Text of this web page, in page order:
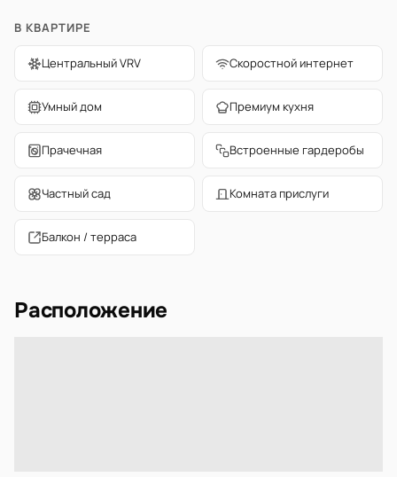
В КВАРТИРЕ
Центральный VRV Скоростной интернет
Умный дом Премиум кухня
Прачечная Встроенные гардеробы
Частный сад Комната прислуги
Балкон / терраса
Расположение